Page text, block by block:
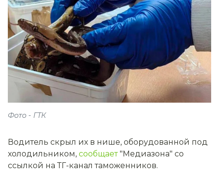
Фото - ГТК
Водитель скрыл их в нише, оборудованной под
холодильником, сообщает"Медиазона" со
ссылкой на ТГ-канал таможенников.